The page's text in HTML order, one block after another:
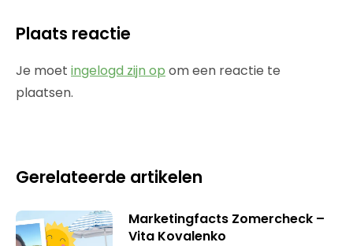
Plaats reactie
Je moet ingelogd zijn op om een reactie te
plaatsen.
Gerelateerde artikelen
Marketingfacts Zomercheck –
Vita Kovalenko